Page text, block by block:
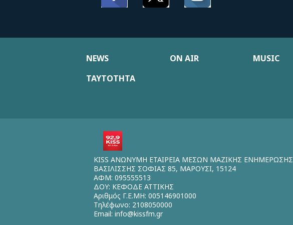
NEWS ON AIR MUSIC
ΤΑΥΤΟΤΗΤΑ
KISS ΑΝΩΝΥΜΗ ΕΤΑΙΡΕΙΑ ΜΕΣΩΝ ΜΑΖΙΚΗΣ ΕΝΗΜΕΡΩΣΗΣ
ΒΑΣΙΛΙΣΣΗΣ ΣΟΦΙΑΣ 85, ΜΑΡΟΥΣΙ, 15124
ΑΦΜ: 095555513
ΔΟΥ: ΚΕΦΟΔΕ ΑΤΤΙΚΗΣ
Αριθμός Γ.Ε.ΜΗ: 005146901000
Τηλέφωνο: 2108050000
Email: info@kissfm.gr